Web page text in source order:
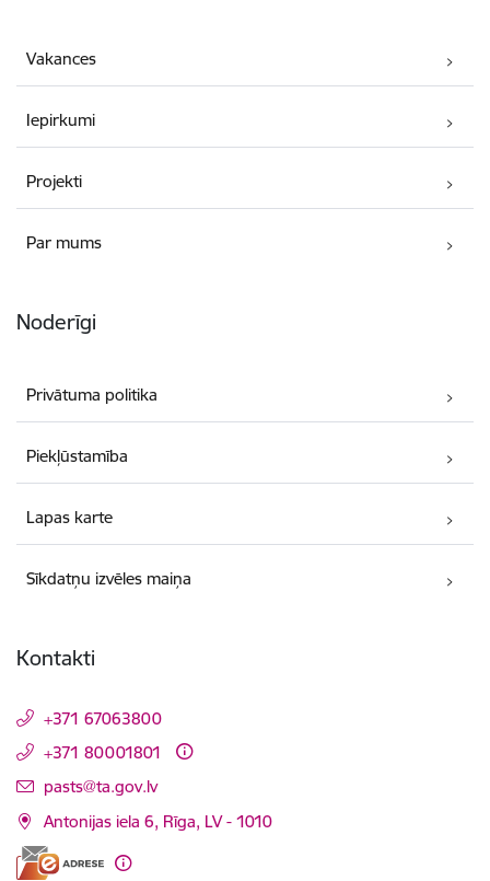
Vakances
Iepirkumi
Projekti
Par mums
Noderīgi
Privātuma politika
Piekļūstamība
Lapas karte
Sīkdatņu izvēles maiņa
Kontakti
+371 67063800
+371 80001801
E-pasts:
pasts@ta.gov.lv
Antonijas iela 6, Rīga, LV - 1010